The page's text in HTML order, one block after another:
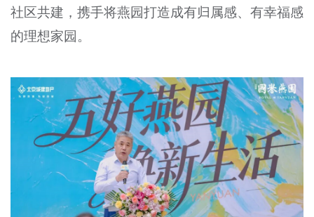
社区共建，携手将燕园打造成有归属感、有幸福感
的理想家园。